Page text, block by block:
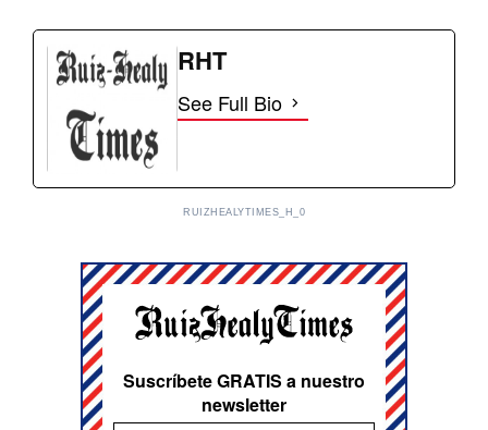
RHT
See Full Bio
RUIZHEALYTIMES_H_0
Suscríbete GRATIS a nuestro
newsletter